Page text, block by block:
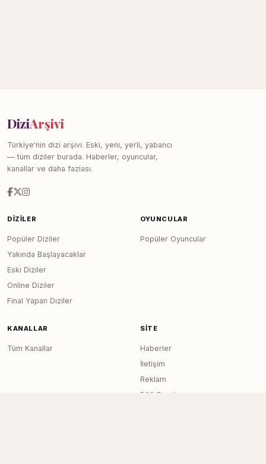
DiziArşivi
Türkiye'nin dizi arşivi. Eski, yeni, yerli, yabancı
— tüm diziler burada. Haberler, oyuncular,
kanallar ve daha fazlası.
DIZILER
Popüler Diziler
Yakında Başlayacaklar
Eski Diziler
Online Diziler
Final Yapan Diziler
OYUNCULAR
Popüler Oyuncular
KANALLAR
Tüm Kanallar
SITE
Haberler
İletişim
Reklam
RSS Feed